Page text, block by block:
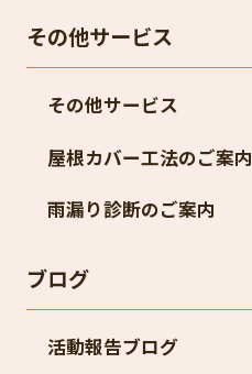
その他サービス
その他サービス
屋根カバー工法のご案内
雨漏り診断のご案内
ブログ
活動報告ブログ